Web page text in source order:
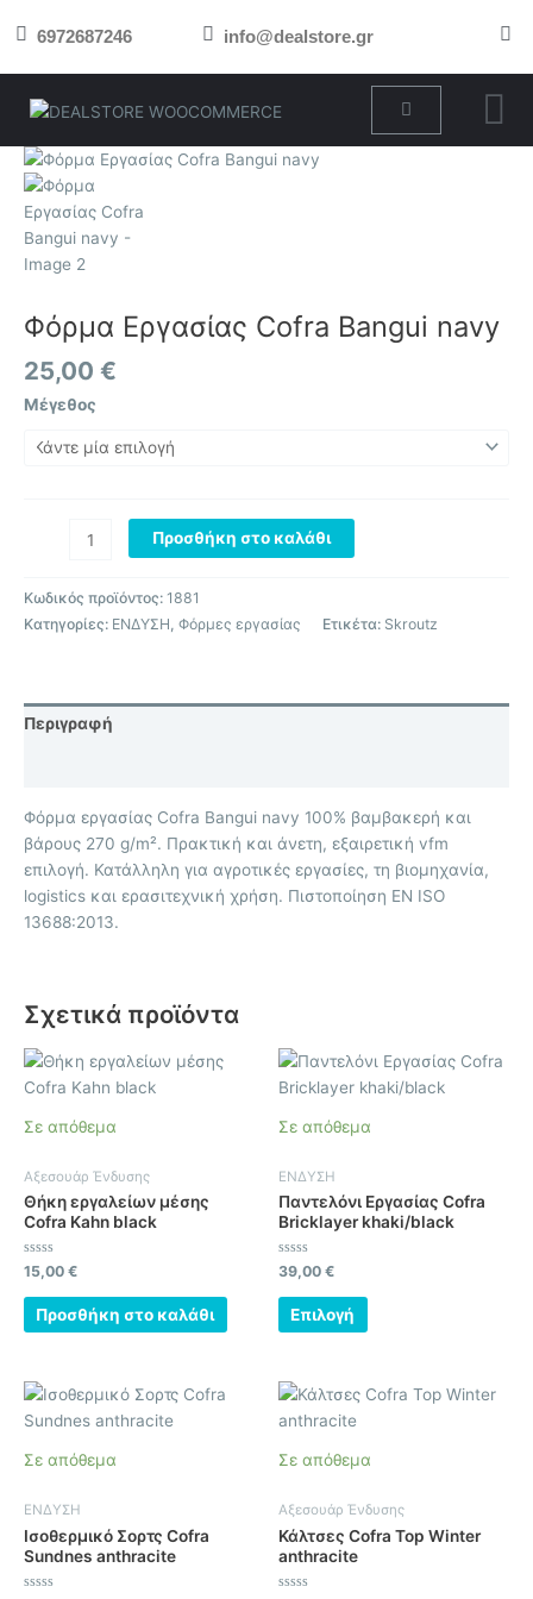
στο 6972687246 info@dealstore.gr
Cart
Φόρμα Εργασίας Cofra Bangui navy
25,00 €
Μέγεθος
Φόρμα
Εργασίας
Cofra
Bangui
navy
Προσθήκη στο καλάθι
Κωδικός προϊόντος: 1881
Κατηγορίες: ΕΝΔΥΣΗ Φόρμες εργασίας Ετικέτα: Skroutz
Περιγραφή
Φόρμα εργασίας Cofra Bangui navy 100% βαμβακερή και
βάρους 270 g/m². Πρακτική και άνετη, εξαιρετική vfm
επιλογή. Κατάλληλη για αγροτικές εργασίες, τη βιομηχανία,
logistics και ερασιτεχνική χρήση. Πιστοποίηση EN ISO
13688:2013.
Σχετικά προϊόντα
Σε απόθεμα
Αξεσουάρ Ένδυσης
Θήκη εργαλείων μέσης
Cofra Kahn black
Βαθμολογήθηκε
με
0
από
15,00 €
Προσθήκη στο καλάθι
Σε απόθεμα
ΕΝΔΥΣΗ
Παντελόνι Εργασίας Cofra
Bricklayer khaki/black
Βαθμολογήθηκε
με
0
από
39,00 €
Επιλογή
Αυτό
το
έχει
παραλλαγές.
Οι
να
του
Σε απόθεμα
ΕΝΔΥΣΗ
Ισοθερμικό Σορτς Cofra
Sundnes anthracite
Αυτό
το
έχει
παραλλαγές.
Οι
Σε απόθεμα
Αξεσουάρ Ένδυσης
Κάλτσες Cofra Top Winter
anthracite
Αυτό
έχει
παραλλαγές.